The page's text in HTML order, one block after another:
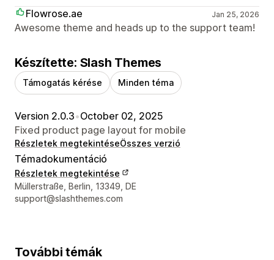
Flowrose.ae
Jan 25, 2026
Awesome theme and heads up to the support team!
Készítette: Slash Themes
Támogatás kérése Minden téma
Version 2.0.3•October 02, 2025
Fixed product page layout for mobile
Részletek megtekintéseÖsszes verzió
Témadokumentáció
Részletek megtekintése
Dizájner kapcsolattartási adatai
Müllerstraße, Berlin, 13349, DE
support@slashthemes.com
További témák